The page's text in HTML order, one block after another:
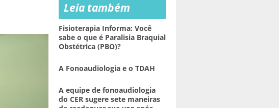
Leia também
Fisioterapia Informa: Você
sabe o que é Paralisia Braquial
Obstétrica (PBO)?
A Fonoaudiologia e o TDAH
A equipe de fonoaudiologia
do CER sugere sete maneiras